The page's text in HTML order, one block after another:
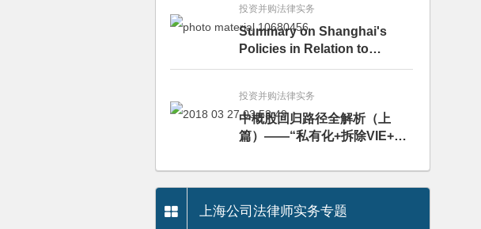
投资并购法律实务
Summary on Shanghai's
Policies in Relation to
Encouragement of Foreign
Covid-19 Epidemic
投资并购法律实务
中概股回归路径全解析（上
篇）——“私有化+拆除VIE+A
上海公司法律师实务专题